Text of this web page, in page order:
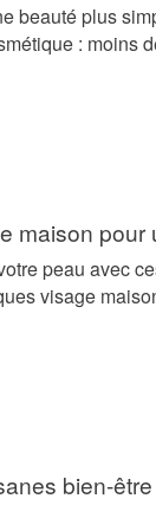
beauté plus
: moins
maison pour
peau avec
visage
bien-